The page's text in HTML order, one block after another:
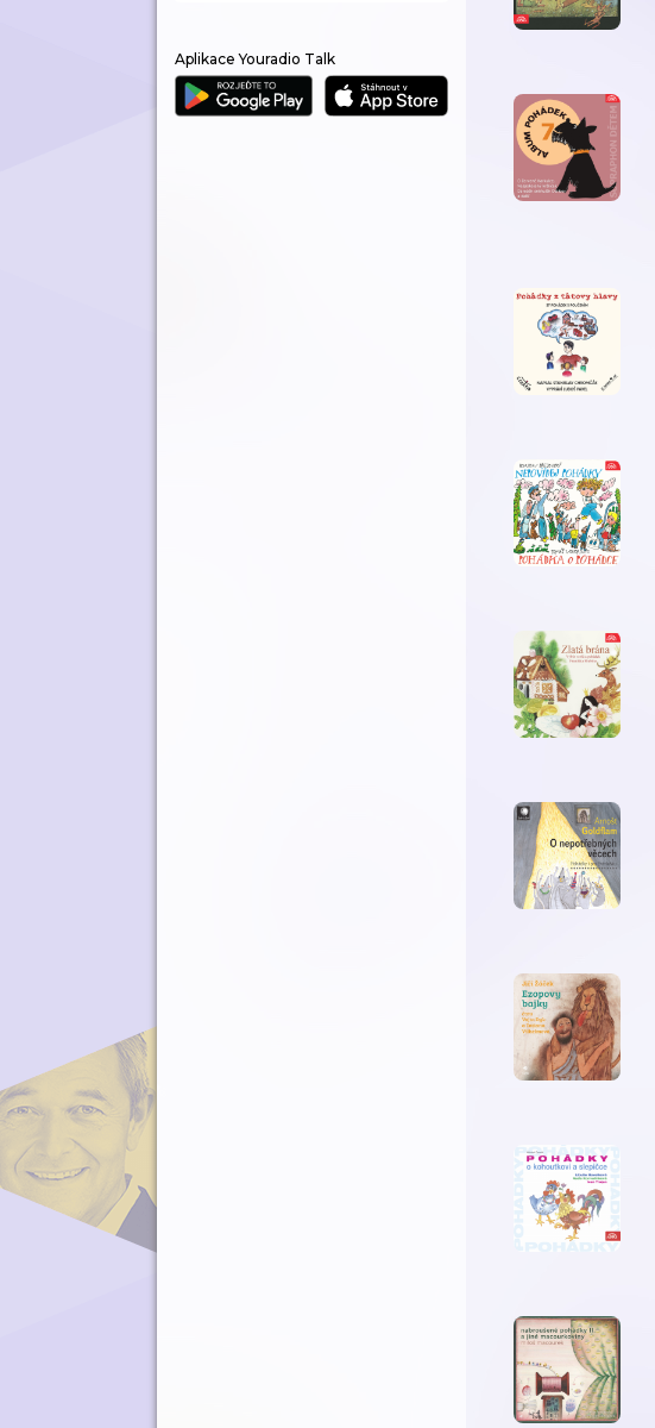
Aplikace Youradio Talk